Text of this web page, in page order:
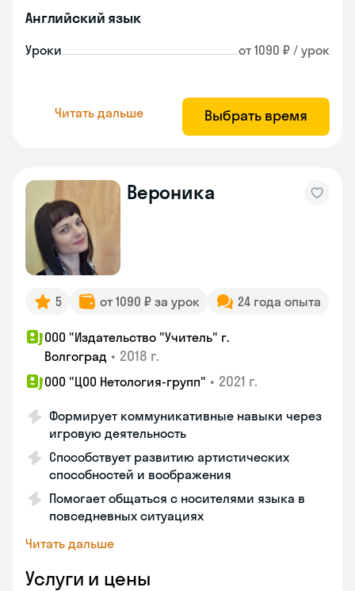
Английский язык
Уроки от 1090 ₽ / урок
Читать дальше Выбрать время
Вероника
5 от 1090 ₽ за урок 24 года опыта
ООО "Издательство "Учитель" г.
Волгоград • 2018 г.
ООО "ЦОО Нетология-групп" • 2021 г.
Формирует коммуникативные навыки через
игровую деятельность
Способствует развитию артистических
способностей и воображения
Помогает общаться с носителями языка в
повседневных ситуациях
Читать дальше
Услуги и цены